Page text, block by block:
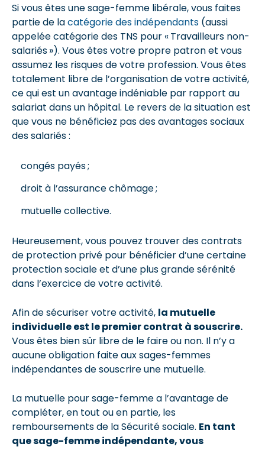
Si vous êtes une sage-femme libérale, vous faites
partie de lacatégorie des indépendants (aussi
appelée catégorie des TNS pour « Travailleurs non-
salariés »). Vous êtes votre propre patron et vous
assumez les risques de votre profession. Vous êtes
totalement libre de l’organisation de votre activité,
ce qui est un avantage indéniable par rapport au
salariat dans un hôpital. Le revers de la situation est
que vous ne bénéficiez pas des avantages sociaux
des salariés :
congés payés ;
droit à l’assurance chômage ;
mutuelle collective.
Heureusement, vous pouvez trouver des contrats
de protection privé pour bénéficier d’une certaine
protection sociale et d’une plus grande sérénité
dans l’exercice de votre activité.
Afin de sécuriser votre activité, la mutuelle
individuelle est le premier contrat à souscrire.
Vous êtes bien sûr libre de le faire ou non. Il n’y a
aucune obligation faite aux sages-femmes
indépendantes de souscrire une mutuelle.
La mutuelle pour sage-femme a l’avantage de
compléter, en tout ou en partie, les
remboursements de la Sécurité sociale. En tant
que sage-femme indépendante, vous